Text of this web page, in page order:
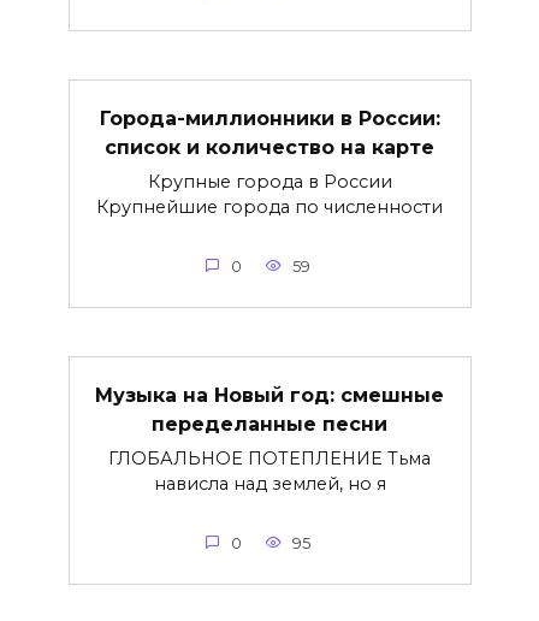
Города-миллионники в России:
список и количество на карте
Крупные города в России
Крупнейшие города по численности
0 59
Музыка на Новый год: смешные
переделанные песни
ГЛОБАЛЬНОЕ ПОТЕПЛЕНИЕ Тьма
нависла над землей, но я
0 95